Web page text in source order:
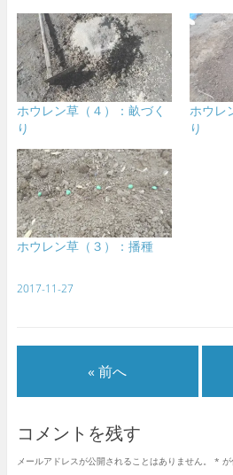
ホウレン草（４）：畝づく
り
ホウレ
り
ホウレン草（３）：播種
2017-11-27
« 前へ
コメントを残す
メールアドレスが公開されることはありません。 *